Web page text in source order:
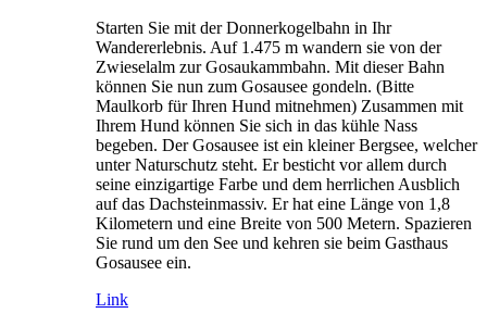
Starten Sie mit der Donnerkogelbahn in Ihr
Wandererlebnis. Auf 1.475 m wandern sie von der
Zwieselalm zur Gosaukammbahn. Mit dieser Bahn
können Sie nun zum Gosausee gondeln. (Bitte
Maulkorb für Ihren Hund mitnehmen) Zusammen mit
Ihrem Hund können Sie sich in das kühle Nass
begeben. Der Gosausee ist ein kleiner Bergsee, welcher
unter Naturschutz steht. Er besticht vor allem durch
seine einzigartige Farbe und dem herrlichen Ausblich
auf das Dachsteinmassiv. Er hat eine Länge von 1,8
Kilometern und eine Breite von 500 Metern. Spazieren
Sie rund um den See und kehren sie beim Gasthaus
Gosausee ein.
Link